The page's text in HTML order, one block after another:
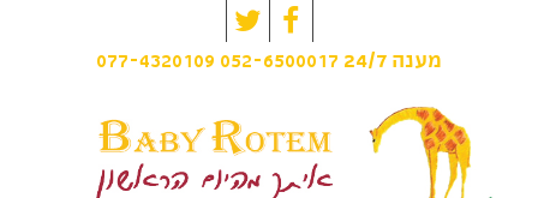
Facebook
Twitter
מענה 077-4320109 052-6500017 24/7